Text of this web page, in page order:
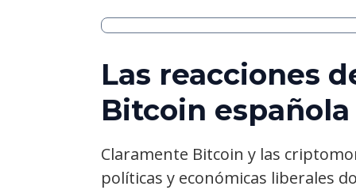
Las reacciones
Bitcoin española
Claramente Bitcoin y las
políticas y económicas liberales